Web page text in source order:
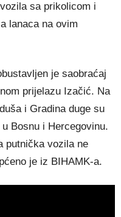
sa prikolicom i
lanaca na ovim
je saobraćaj
prijelazu Izačić. Na
i Gradina duge su
Bosnu i Hercegovinu.
putnička vozila ne
je iz BIHAMK-a.